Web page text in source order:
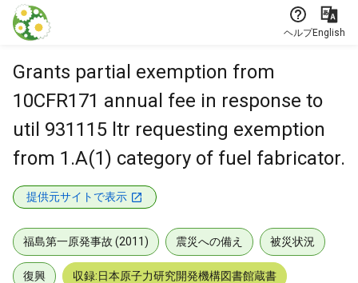
本文に飛ぶ
ヘルプEnglish
Grants partial exemption from
10CFR171 annual fee in response to
util 931115 ltr requesting exemption
from 1.A(1) category of fuel fabricator.
提供元サイトで表示
福島第一原発事故 (2011) 震災への備え 被災状況
復興 収録:日本原子力研究開発機構図書館蔵書